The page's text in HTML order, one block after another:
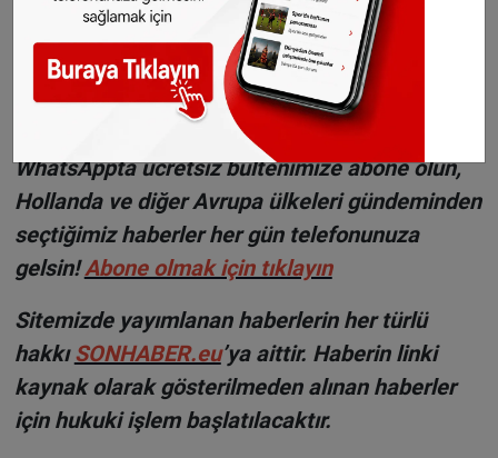
önerilerinin değerlendirileceği ifade edildi.
Kaynak:NHaber.nl
aberlerimiziİnsta gram hesabımızdan
WhatsAppta ücretsiz bültenimize abone olun,
Hollanda ve diğer Avrupa ülkeleri gündeminden
seçtiğimiz haberler her gün telefonunuza
gelsin!Abone olmak için tıklayın
Sitemizde yayımlanan haberlerin her türlü
hakkıSONHABER.eu’ya aittir. Haberin linki
kaynak olarak gösterilmeden alınan haberler
için hukuki işlem başlatılacaktır.